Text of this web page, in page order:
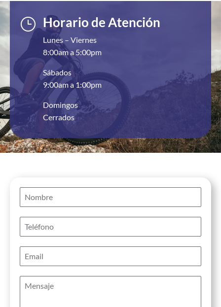
} Horario de Atención
Lunes – Viernes
8:00am a 5:00pm
Sábados
9:00am a 1:00pm
Domingos
Cerrados